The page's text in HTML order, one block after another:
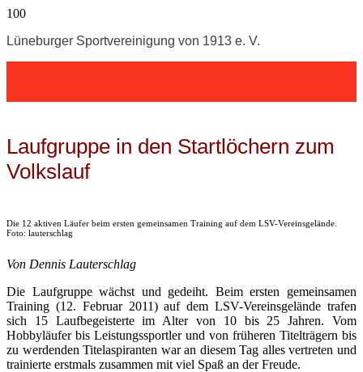
Lüneburger Sportvereinigung von 1913 e. V.
Laufgruppe in den Startlöchern zum
Volkslauf
Die 12 aktiven Läufer beim ersten gemeinsamen Training auf dem LSV-Vereinsgelände.
Foto: lauterschlag
Von Dennis Lauterschlag
Die Laufgruppe wächst und gedeiht. Beim ersten gemeinsamen
Training (12. Februar 2011) auf dem LSV-Vereinsgelände trafen
sich 15 Laufbegeisterte im Alter von 10 bis 25 Jahren. Vom
Hobbyläufer bis Leistungssportler und von früheren Titelträgern bis
zu werdenden Titelaspiranten war an diesem Tag alles vertreten und
trainierte erstmals zusammen mit viel Spaß an der Freude.